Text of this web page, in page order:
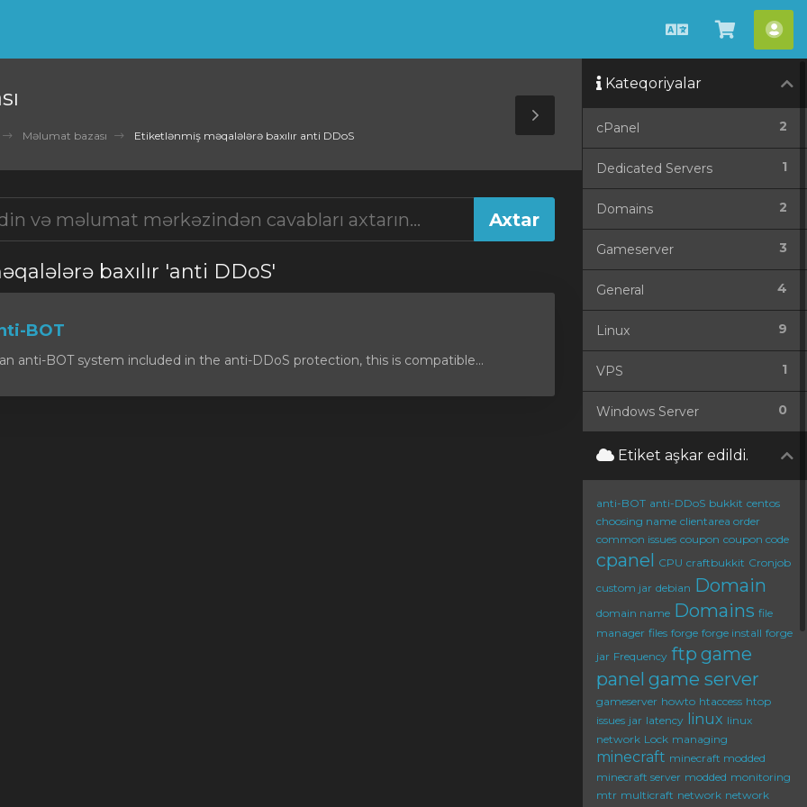
Azerbaijani
Səbətə
bax
Məlumat bazası Etiketlənmiş məqalələrə baxılır anti DDoS
Toggle
Sidebar
baxılır 'anti DDoS'
BOT
anti-BOT system included in the anti-DDoS protection, this is compatible...
Kateqoriyalar
2
cPanel
1
Dedicated Servers
2
Domains
3
Gameserver
4
General
9
Linux
1
VPS
0
Windows Server
Etiket aşkar edildi.
anti-BOT anti-DDoS bukkit centos
choosing name clientarea order
common issues coupon coupon code
cpanel CPU craftbukkit Cronjob
custom jar debian Domain
domain name Domains file
manager files forge forge install forge
jar Frequency ftp game
panel game server
gameserver howto htaccess htop
issues jar latency linux linux
network Lock managing
minecraft minecraft modded
minecraft server modded monitoring
mtr multicraft network network